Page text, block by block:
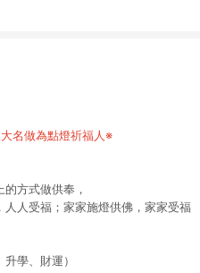
名做為點燈祈福人※
方式做供奉，
人受福；家家施燈供佛，家家受福
學、財運）